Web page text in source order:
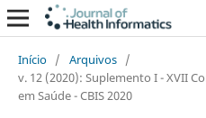
Início / Arquivos /
v. 12 (2020): Suplemento I - XVII
em Saúde - CBIS 2020